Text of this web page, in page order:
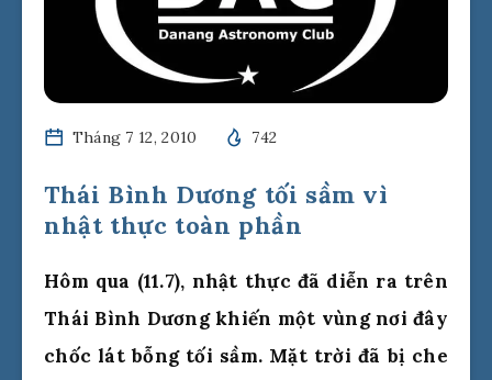
Tháng 7 12, 2010 742
Thái Bình Dương tối sầm vì
nhật thực toàn phần
Hôm qua (11.7), nhật thực đã diễn ra trên
Thái Bình Dương khiến một vùng nơi đây
chốc lát bỗng tối sầm. Mặt trời đã bị che